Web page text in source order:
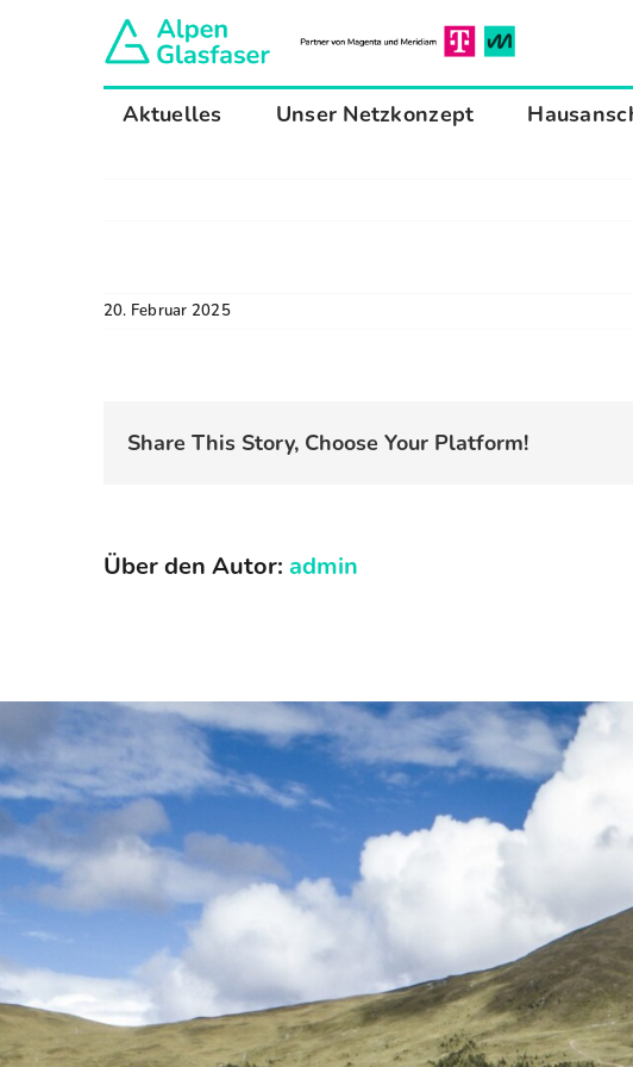
Aktuelles Unser Netzkonzept
20. Februar 2025
Share This Story, Choose Your Platform!
Über den Autor: admin